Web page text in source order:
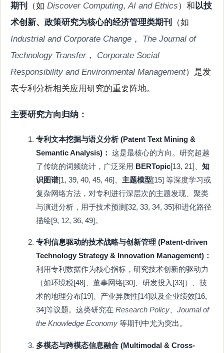
期刊
（如 Discover Computing,AI and Ethics）和以技
术创新、政策研究为核心的经济管理类期刊
（如
Industrial and Corporate Change ， The Journal of
Technology Transfer ， Corporate Social
Responsibility and Environmental Management）是发
表专利分析相关应用研究的重要阵地。
主要研究方向归纳：
专利文本挖掘与语义分析 (Patent Text Mining &
Semantic Analysis)： 这是最核心的方向。研究超越
了传统的词频统计，广泛采用 BERTopic[13, 21]、 知
识图谱[1, 39, 40, 45, 46]、 主题模型[15] 等深度学习或
复杂网络方法，对专利进行深层次的主题发现、聚类
与演进分析，用于技术预测[32, 33, 34, 35]和进化路径
描绘[9, 12, 36, 49]。
专利信息驱动的技术战略与创新管理 (Patent-driven
Technology Strategy & Innovation Management)：
利用专利数据作为核心指标，研究技术创新的驱动力
（如环境税[48]、董事网络[30]、研发投入[33]）、技
术的地理分布[19]、产业异质性[14]以及企业绩效[16,
34]等议题。这类研究在 Research Policy
Journal of
the Knowledge Economy 等期刊中尤为突出。
多模态与跨模态信息融合 (Multimodal & Cross-